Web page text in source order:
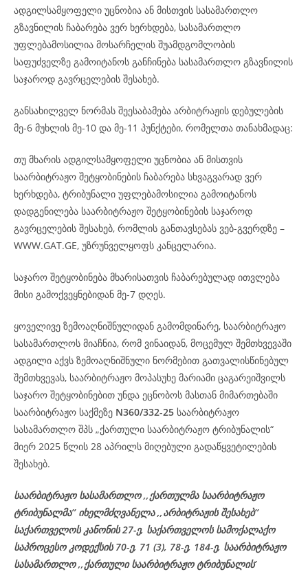
ადგილსამყოფელი უცნობია ან მისთვის სასამართლო
გზავნილის ჩაბარება ვერ ხერხდება, სასამართლო
უფლებამოსილია მოსარჩელის შუამდგომლობის
საფუძველზე გამოიტანოს განჩინება სასამართლო გზავნილის
საჯაროდ გავრცელების შესახებ.
განსახილველ ნორმას შეესაბამება არბიტრაჟის დებულების
მე-6 მუხლის მე-10 და მე-11 პუნქტები, რომელთა თანახმადაც:
თუ მხარის ადგილსამყოფელი უცნობია ან მისთვის
საარბიტრაჟო შეტყობინების ჩაბარება სხვაგვარად ვერ
ხერხდება, ტრიბუნალი უფლებამოსილია გამოიტანოს
დადგენილება საარბიტრაჟო შეტყობინების საჯაროდ
გავრცელების შესახებ, რომლის განთავსებას ვებ-გვერდზე –
WWW.GAT.GE, უზრუნველყოფს კანცელარია.
საჯარო შეტყობინება მხარისათვის ჩაბარებულად ითვლება
მისი გამოქვეყნებიდან მე-7 დღეს.
ყოველივე ზემოაღნიშნულიდან გამომდინარე, საარბიტრაჟო
სასამართლოს მიაჩნია, რომ ვინაიდან, მოცემულ შემთხვევაში
ადგილი აქვს ზემოაღნიშნული ნორმებით გათვალისწინებულ
შემთხვევას, საარბიტრაჟო მოპასუხე მარიამი ცაგარეიშვილს
საჯარო შეტყობინებით უნდა ეცნობოს მასთან მიმართებაში
საარბიტრაჟო საქმეზე N360/332-25 საარბიტრაჟო
სასამართლო შპს „ქართული საარბიტრაჟო ტრიბუნალის“
მიერ 2025 წლის 28 აპრილს მიღებული გადაწყვეტილების
შესახებ.
საარბიტრაჟო სასამართლო ,,ქართულმა საარბიტრაჟო
ტრიბუნალმა’’ იხელმძღვანელა ,,არბიტრაჟის შესახებ’’
საქართველოს კანონის 27-ე, საქართველოს სამოქალაქო
საპროცესო კოდექსის 70-ე, 71 (3), 78-ე, 184-ე, საარბიტრაჟო
სასამართლო ,,ქართული საარბიტრაჟო ტრიბუნალის’